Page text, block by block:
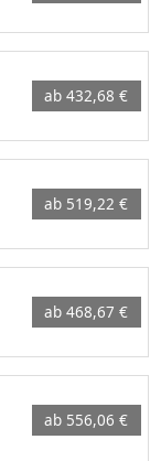
ab 432,68 €
ab 519,22 €
ab 468,67 €
ab 556,06 €